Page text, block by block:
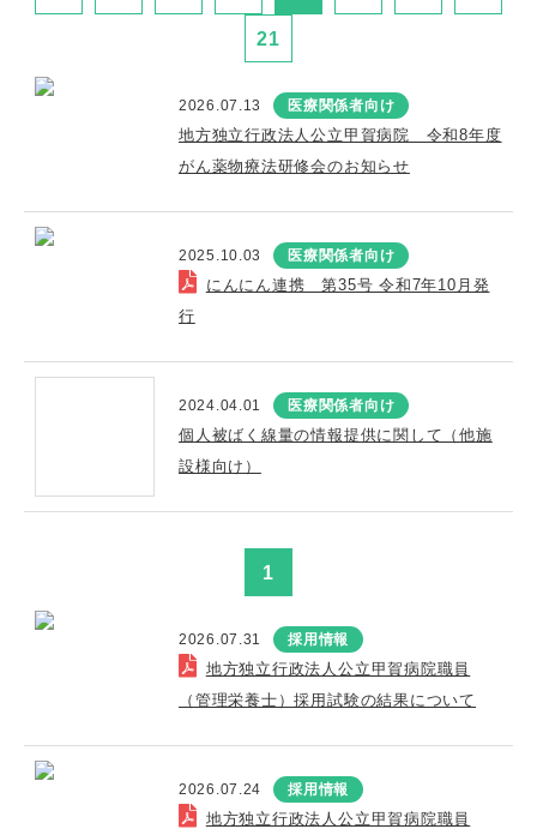
21
2026.07.13 医療関係者向け
地方独立行政法人公立甲賀病院 令和8年度
がん薬物療法研修会のお知らせ
2025.10.03 医療関係者向け
にんにん連携 第35号 令和7年10月発
行
2024.04.01 医療関係者向け
個人被ばく線量の情報提供に関して（他施
設様向け）
1
2026.07.31 採用情報
地方独立行政法人公立甲賀病院職員
（管理栄養士）採用試験の結果について
2026.07.24 採用情報
地方独立行政法人公立甲賀病院職員